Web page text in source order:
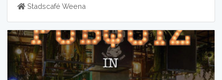
Stadscafé Weena